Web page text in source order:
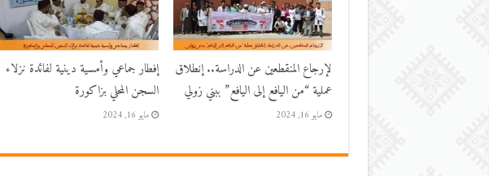
لإرجاع المنقطعين عن الدراسة.. إنطلاق
عملية “من اليافع إلى اليافع” ببني زولي
مايو 16, 2024
إفطار جماعي وأمسية دينية لفائدة نزلاء
السجن المحلي بزاكورة
مايو 16, 2024